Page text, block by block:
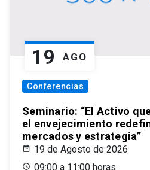
19 AGO
Conferencias
Seminario: “El Activo
el envejecimiento
mercados y estrategia”
19 de Agosto de 2026
09:00 a 11:00 horas